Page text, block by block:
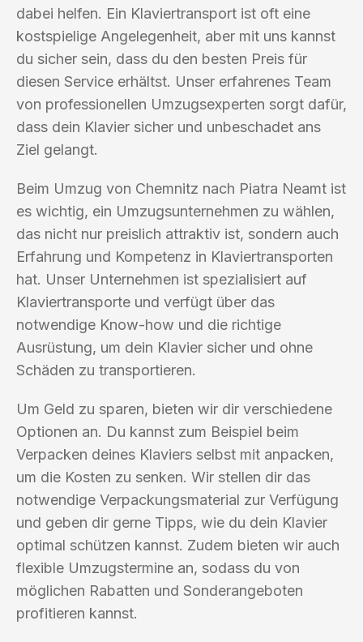
dabei helfen. Ein Klaviertransport ist oft eine
kostspielige Angelegenheit, aber mit uns kannst
du sicher sein, dass du den besten Preis für
diesen Service erhältst. Unser erfahrenes Team
von professionellen Umzugsexperten sorgt dafür,
dass dein Klavier sicher und unbeschadet ans
Ziel gelangt.
Beim Umzug von Chemnitz nach Piatra Neamt ist
es wichtig, ein Umzugsunternehmen zu wählen,
das nicht nur preislich attraktiv ist, sondern auch
Erfahrung und Kompetenz in Klaviertransporten
hat. Unser Unternehmen ist spezialisiert auf
Klaviertransporte und verfügt über das
notwendige Know-how und die richtige
Ausrüstung, um dein Klavier sicher und ohne
Schäden zu transportieren.
Um Geld zu sparen, bieten wir dir verschiedene
Optionen an. Du kannst zum Beispiel beim
Verpacken deines Klaviers selbst mit anpacken,
um die Kosten zu senken. Wir stellen dir das
notwendige Verpackungsmaterial zur Verfügung
und geben dir gerne Tipps, wie du dein Klavier
optimal schützen kannst. Zudem bieten wir auch
flexible Umzugstermine an, sodass du von
möglichen Rabatten und Sonderangeboten
profitieren kannst.